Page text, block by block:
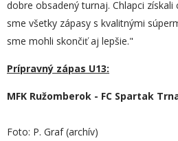
dobre obsadený turnaj. Chlapci získali
sme všetky zápasy s kvalitnými
sme mohli skončiť aj lepšie."
Prípravný zápas U13:
MFK Ružomberok - FC Spartak
Foto: P. Graf (archív)